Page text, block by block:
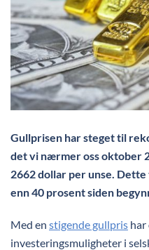
Gullprisen har steget til
det vi nærmer oss oktober
2662 dollar per unse.
enn 40 prosent siden
Med en stigende gullpris har
investeringsmuligheter i